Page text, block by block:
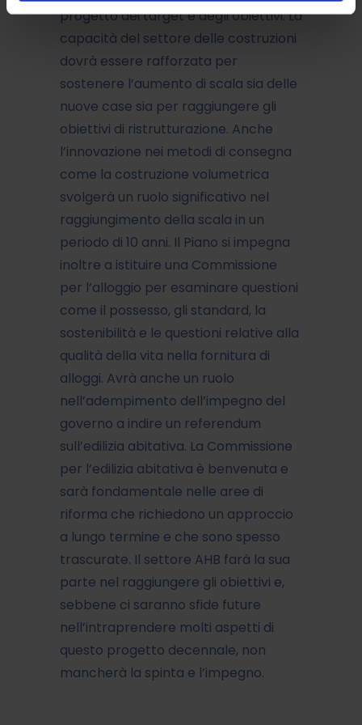
progetto dei target e degli obiettivi. La
capacità del settore delle costruzioni
dovrà essere rafforzata per
sostenere l’aumento di scala sia delle
nuove case sia per raggiungere gli
obiettivi di ristrutturazione. Anche
l’innovazione nei metodi di consegna
come la costruzione volumetrica
svolgerà un ruolo significativo nel
raggiungimento della scala in un
periodo di 10 anni. Il Piano si impegna
inoltre a istituire una Commissione
per l’alloggio per esaminare questioni
come il possesso, gli standard, la
sostenibilità e le questioni relative alla
qualità della vita nella fornitura di
alloggi. Avrà anche un ruolo
nell’adempimento dell’impegno del
governo a indire un referendum
sull’edilizia abitativa. La Commissione
per l’edilizia abitativa è benvenuta e
sarà fondamentale nelle aree di
riforma che richiedono un approccio
a lungo termine e che sono spesso
trascurate. Il settore AHB farà la sua
parte nel raggiungere gli obiettivi e,
sebbene ci saranno sfide future
nell’intraprendere molti aspetti di
questo progetto decennale, non
mancherà la spinta e l’impegno.